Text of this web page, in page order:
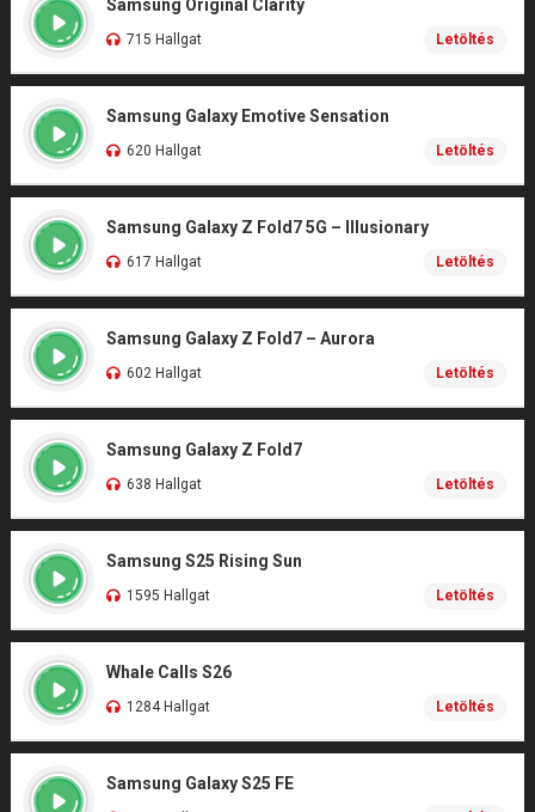
Samsung Original Clarity
715 Hallgat Letöltés
Samsung Galaxy Emotive Sensation
620 Hallgat Letöltés
Samsung Galaxy Z Fold7 5G – Illusionary
617 Hallgat Letöltés
Samsung Galaxy Z Fold7 – Aurora
602 Hallgat Letöltés
Samsung Galaxy Z Fold7
638 Hallgat Letöltés
Samsung S25 Rising Sun
1595 Hallgat Letöltés
Whale Calls S26
1284 Hallgat Letöltés
Samsung Galaxy S25 FE